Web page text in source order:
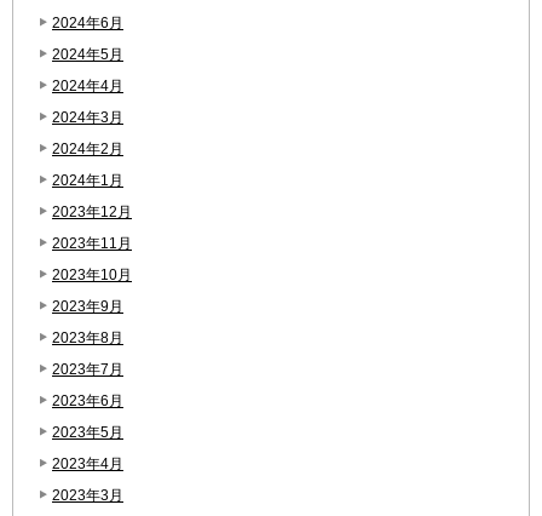
2024年6月
2024年5月
2024年4月
2024年3月
2024年2月
2024年1月
2023年12月
2023年11月
2023年10月
2023年9月
2023年8月
2023年7月
2023年6月
2023年5月
2023年4月
2023年3月